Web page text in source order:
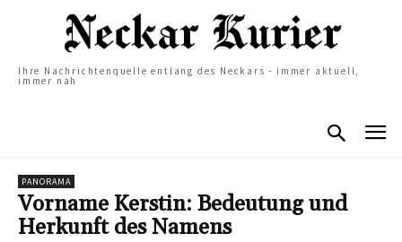
Ihre Nachrichtenquelle entlang des Neckars - immer aktuell,
immer nah
PANORAMA
Vorname Kerstin: Bedeutung und
Herkunft des Namens